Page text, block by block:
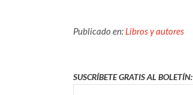
Publicado en: Libros y autores
SUSCRÍBETE GRATIS AL BOLETÍN: